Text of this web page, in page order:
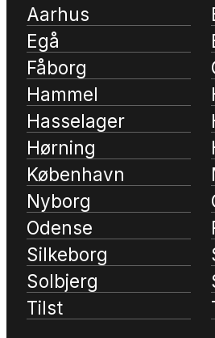
Aarhus
Egå
Fåborg
Hammel
Hasselager
Hørning
København
Nyborg
Odense
Silkeborg
Solbjerg
Tilst